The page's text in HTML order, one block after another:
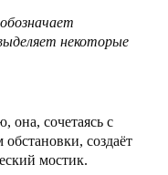
некоторые
она, сочетаясь с
создаёт
мостик.